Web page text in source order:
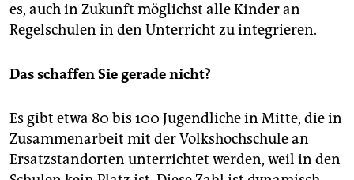
es, auch in Zukunft möglichst alle Kinder an
Regelschulen in den Unterricht zu integrieren.
Das schaffen Sie gerade nicht?
Es gibt etwa 80 bis 100 Jugendliche in Mitte, die in
Zusammenarbeit mit der Volkshochschule an
Ersatzstandorten unterrichtet werden, weil in den